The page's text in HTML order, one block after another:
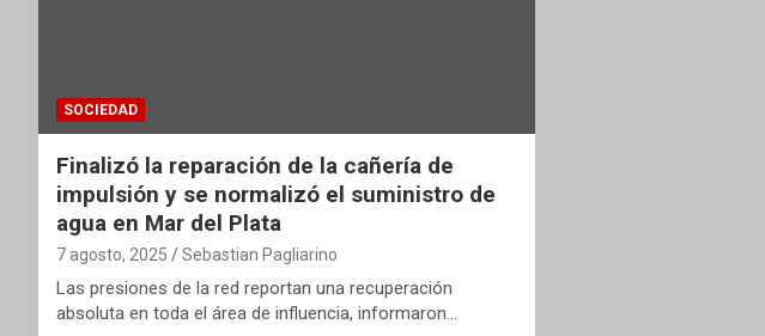
SOCIEDAD
Finalizó la reparación de la cañería de
impulsión y se normalizó el suministro de
agua en Mar del Plata
7 agosto, 2025 Sebastian Pagliarino
Las presiones de la red reportan una recuperación
absoluta en toda el área de influencia, informaron…